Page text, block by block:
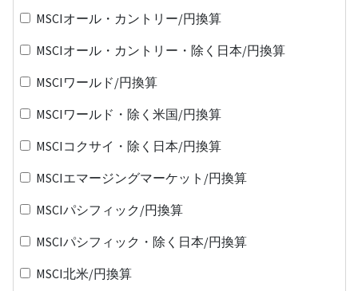
MSCIオール・カントリー/円換算
MSCIオール・カントリー・除く日本/円換算
MSCIワールド/円換算
MSCIワールド・除く米国/円換算
MSCIコクサイ・除く日本/円換算
MSCIエマージングマーケット/円換算
MSCIパシフィック/円換算
MSCIパシフィック・除く日本/円換算
MSCI北米/円換算